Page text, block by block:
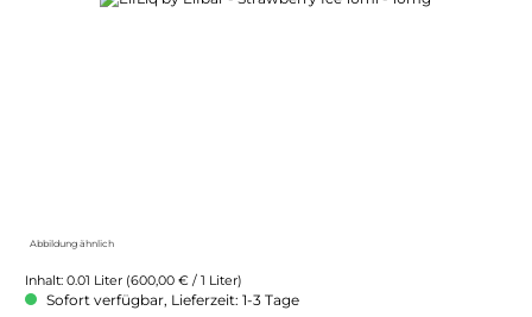
Abbildung ähnlich
Inhalt: 0.01 Liter (600,00 € / 1 Liter)
Sofort verfügbar, Lieferzeit: 1-3 Tage